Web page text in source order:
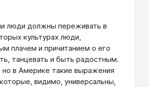
люди должны переживать в
культурах люди,
плачем и причитанием о его
танцевать и быть радостным.
но в Америке такие выражения
видимо, универсальны,